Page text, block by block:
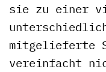
sie zu einer
mitgelieferte
vereinfacht